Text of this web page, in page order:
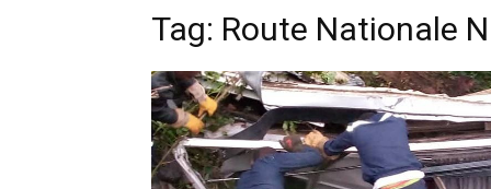
Tag: Route Nationale